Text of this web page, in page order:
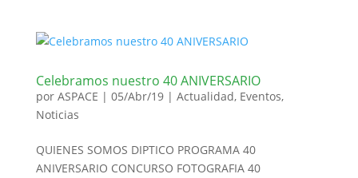
Celebramos nuestro 40 ANIVERSARIO
por ASPACE | 05/Abr/19| Actualidad, Eventos,
Noticias
QUIENES SOMOS DIPTICO PROGRAMA 40
ANIVERSARIO CONCURSO FOTOGRAFIA 40